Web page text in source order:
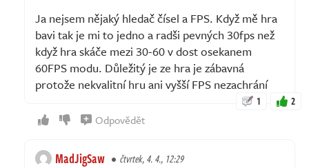
Ja nejsem nějaký hledač čísel a FPS. Když mě hra
bavi tak je mi to jedno a radši pevných 30fps než
když hra skáče mezi 30-60 v dost osekanem
60FPS modu. Důležitý je ze hra je zábavná
protože nekvalitní hru ani vyšší FPS nezachrání
1 2
Odpovědět
MadJigSaw čtvrtek, 4. 4., 12:29